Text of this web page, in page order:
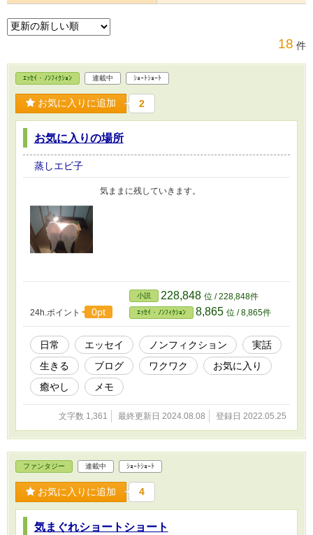
18 件
ｴｯｾｲ・ﾉﾝﾌｨｸｼｮﾝ 連載中 ｼｮｰﾄｼｮｰﾄ
お気に入りに追加 2
お気に入りの場所
蒸しエビ子
気ままに残していきます。
24h.ポイント 0pt
小説 228,848 位 / 228,848件
ｴｯｾｲ・ﾉﾝﾌｨｸｼｮﾝ 8,865 位 / 8,865件
日常 エッセイ ノンフィクション
実話
生きる
ブログ ワクワク
お気に入り
癒やし
メモ
文字数 1,361 最終更新日 2024.08.08 登録日 2022.05.25
ファンタジー 連載中 ｼｮｰﾄｼｮｰﾄ
お気に入りに追加 4
気まぐれショートショート